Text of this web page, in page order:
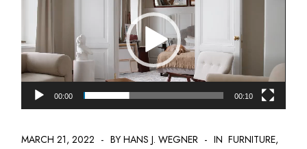
00:00 00:10
MARCH 21, 2022 BY HANS J. WEGNER INFURNITURE